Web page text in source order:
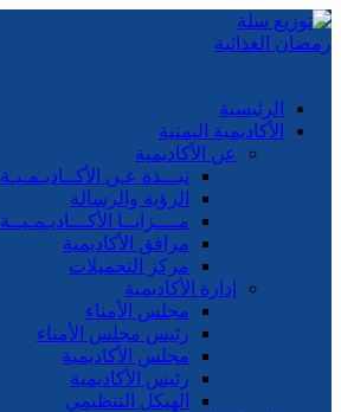
الرئيسية
الأكاديمية اليمنية
عن الأكاديمية
نبـــذة عـن الأكــاديـمـيـة
الرؤية والرسالة
مــــزايــا الأكـــاديـمـيــة
مرافق الأكاديمية
مركز التحميلات
إدارة الأكاديمية
مجلس الأمناء
رئيس مجلس الأمناء
مجلس الأكاديمية
رئيس الأكاديمية
الهيكل التنظيمي